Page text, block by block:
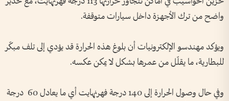
واضح من ترك الأجهزة داخل سيارات متوقفة.
ويؤكد مهندسو الإلكترونيات أن بلوغ هذه الحرارة قد يؤدي إلى تلف مبكّر
للبطارية، ما يقلّل من عمرها بشكل لا يمكن عكسه.
وفي حال وصول الحرارة إلى 140 درجة فهرنهايت أي ما يعادل 60 درجة